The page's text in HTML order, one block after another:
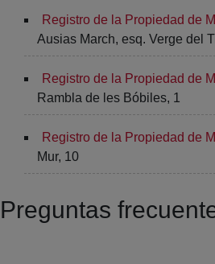
Registro de la Propiedad de
Ausias March, esq. Verge del
Registro de la Propiedad de
Rambla de les Bóbiles, 1
Registro de la Propiedad de
Mur, 10
Preguntas